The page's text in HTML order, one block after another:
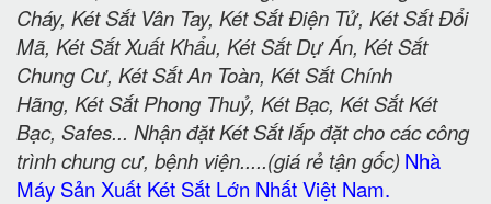
Cháy, Két Sắt Vân Tay, Két Sắt Điện Tử, Két Sắt Đổi
Mã, Két Sắt Xuất Khẩu, Két Sắt Dự Án, Két Sắt
Chung Cư, Két Sắt An Toàn, Két Sắt Chính
Hãng, Két Sắt Phong Thuỷ, Két Bạc, Két Sắt Két
Bạc, Safes... Nhận đặt Két Sắt lắp đặt cho các công
trình chung cư, bệnh viện.....(giá rẻ tận gốc) Nhà
Máy Sản Xuất Két Sắt Lớn Nhất Việt Nam.